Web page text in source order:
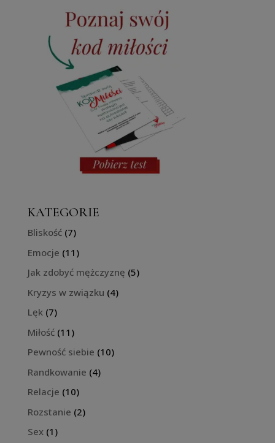
KATEGORIE
Bliskość(7)
Emocje (11)
Jak zdobyć mężczyznę (5)
Kryzys w związku (4)
Lęk(7)
Miłość(11)
Pewność siebie (10)
Randkowanie (4)
Relacje (10)
Rozstanie (2)
Sex(1)